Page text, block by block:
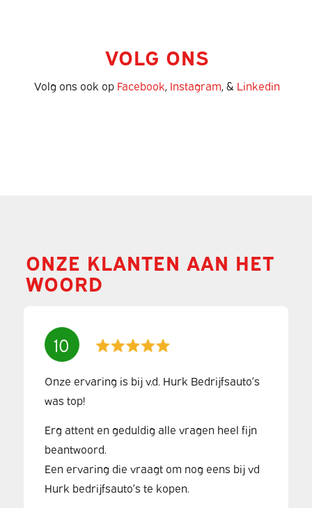
VOLG ONS
Volg ons ook op Facebook, Instagram, & Linkedin
ONZE KLANTEN AAN HET
WOORD
10
Onze ervaring is bij v.d. Hurk Bedrijfsauto’s
was top!
Erg attent en geduldig alle vragen heel fijn
beantwoord.
Een ervaring die vraagt om nog eens bij vd
Hurk bedrijfsauto’s te kopen.